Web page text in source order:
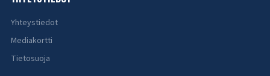
Yhteystiedot
Mediakortti
Tietosuoja